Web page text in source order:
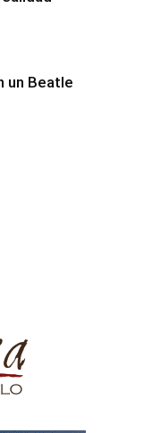
un Beatle